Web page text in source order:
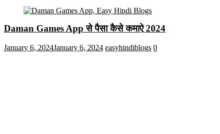
Daman Games App से पैसा कैसे कमाऐ 2024
January 6, 2024January 6, 2024 easyhindiblogs 0